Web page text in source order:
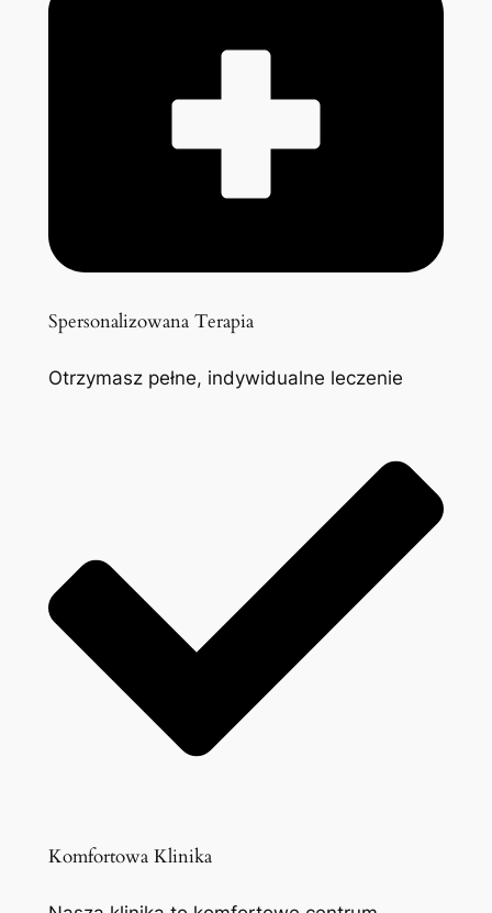
Spersonalizowana Terapia
Otrzymasz pełne, indywidualne leczenie
Komfortowa Klinika